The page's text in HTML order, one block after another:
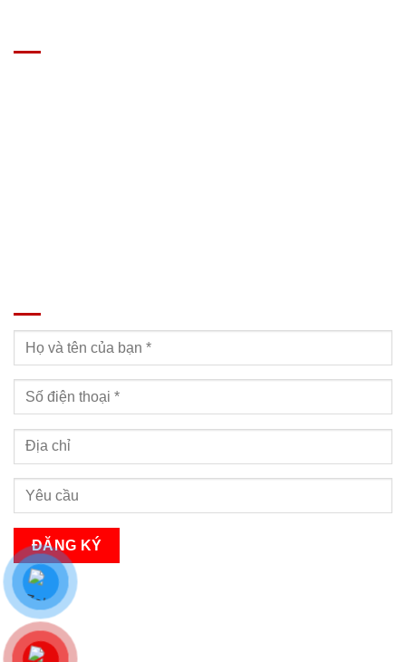
Bạn sẽ nhận được cuộc gọi tư vấn trong vòng 24h